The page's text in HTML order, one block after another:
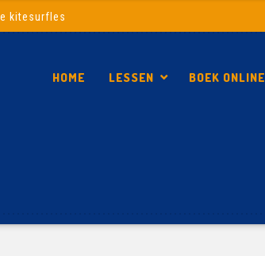
kitesurfles
HOME LESSEN BOEK ONLINE